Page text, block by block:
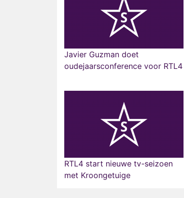
Javier Guzman doet
oudejaarsconference voor RTL4
RTL4 start nieuwe tv-seizoen
met Kroongetuige